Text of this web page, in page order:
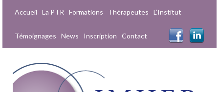
Accueil La PTR Formations Thérapeutes L’Institut
Témoignages News Inscription Contact